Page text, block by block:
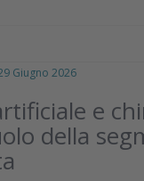
Giugno 2026
e
della